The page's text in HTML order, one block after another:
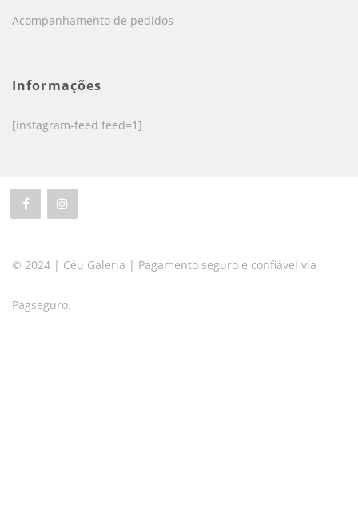
Acompanhamento de pedidos
Informações
[instagram-feed feed=1]
© 2024 | Céu Galeria | Pagamento seguro e confiável via
Pagseguro.